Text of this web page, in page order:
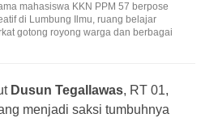
mahasiswa KKN PPM 57 berpose
di Lumbung Ilmu, ruang belajar
gotong royong warga dan berbagai
Dusun Tegallawas, RT 01,
menjadi saksi tumbuhnya